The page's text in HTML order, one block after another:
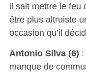
il sait mettre le feu
être plus altruiste
occasion qu’il
Antonio Silva (6)
manque de